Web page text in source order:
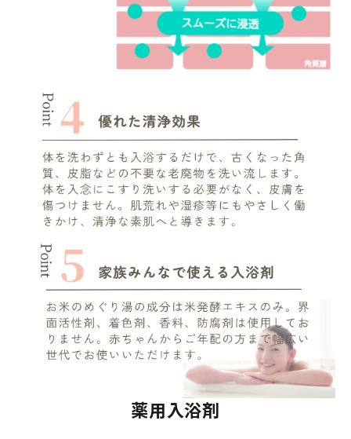
薬用入浴剤